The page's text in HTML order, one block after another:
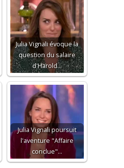
Julia Vignali évoque la
question du salaire
d'Harold…
Julia Vignali poursuit
l'aventure "Affaire
conclue"…